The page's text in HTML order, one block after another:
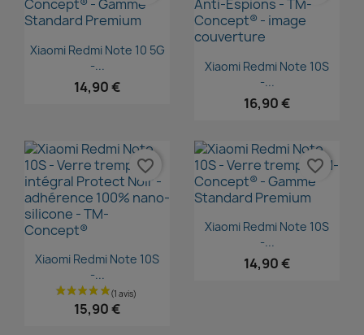
(1 avis)
Aperçu rapide
Xiaomi Redmi Note 10 5G
-...
14,90 €
Aperçu rapide
Xiaomi Redmi Note 10S
-...
16,90 €
Aperçu rapide
Xiaomi Redmi Note 10S
-...
15,90 €
favorite_border
Aperçu rapide
Xiaomi Redmi Note 10S
-...
14,90 €
favorite_border